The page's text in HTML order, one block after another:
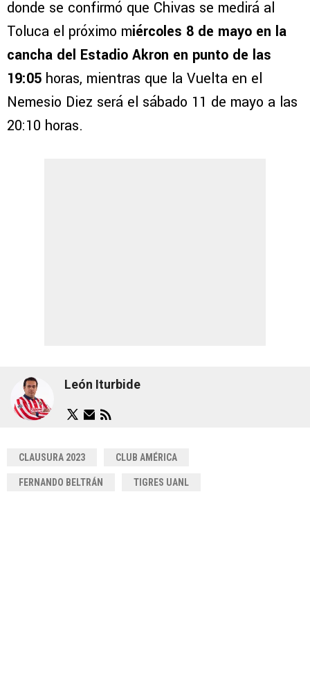
donde se confirmó que Chivas se medirá al
Toluca el próximo miércoles 8 de mayo en la
cancha del Estadio Akron en punto de las
19:05 horas, mientras que la Vuelta en el
Nemesio Diez será el sábado 11 de mayo a las
20:10 horas.
León Iturbide
CLAUSURA 2023 CLUB AMÉRICA
FERNANDO BELTRÁN TIGRES UANL